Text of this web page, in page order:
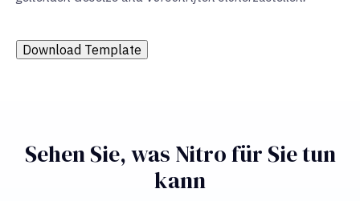
Download Template
Sehen Sie, was Nitro für Sie tun
kann